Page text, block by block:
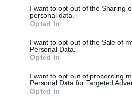
I want to opt-out of the Sharing
personal data.
Opted In
I want to opt-out of the Sale of
Personal Data.
Opted In
I want to opt-out of processing
Personal Data for Targeted
Opted In
Φωτογραφία
Στο βασίλειο του φθηνού:
Πρέβεζας ως καθρέφτης της